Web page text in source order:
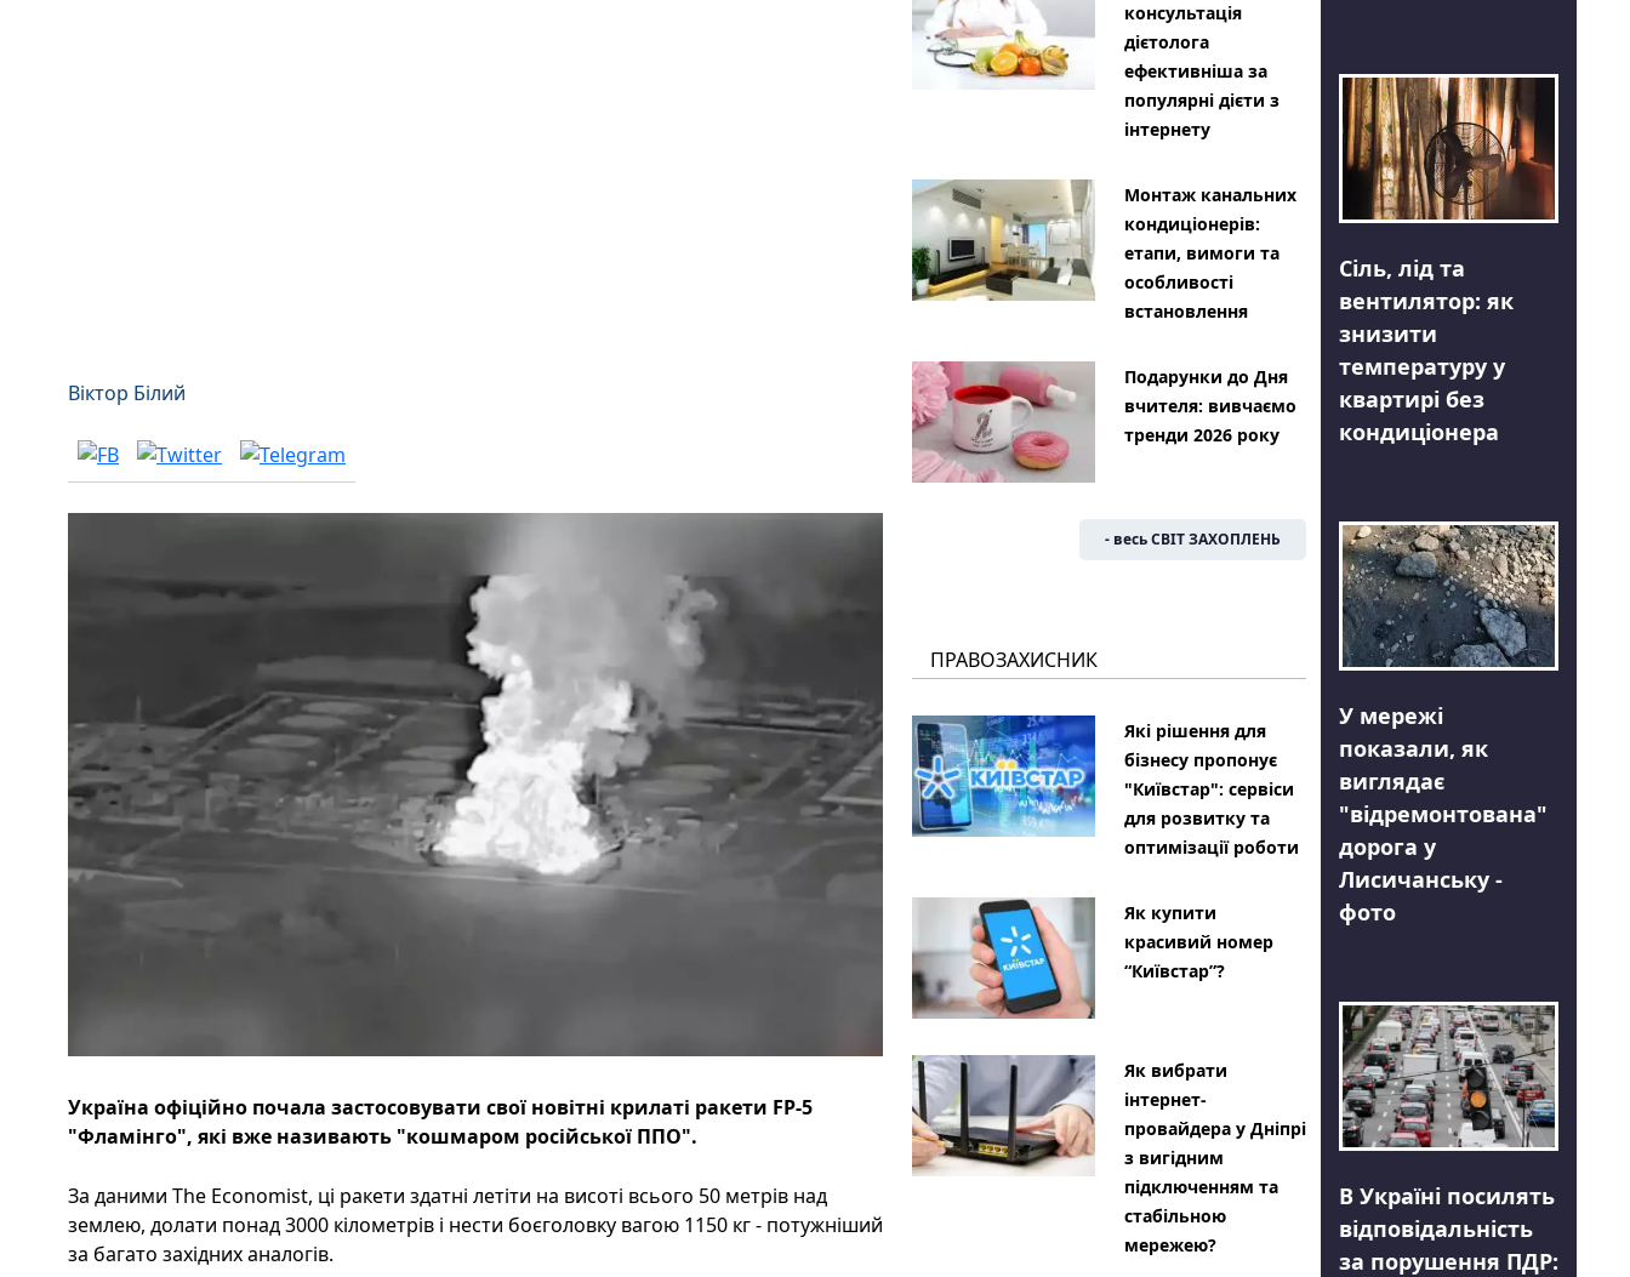
Віктор Білий
Україна офіційно почала застосовувати свої новітні крилаті ракети FP-5
"Фламінго", які вже називають "кошмаром російської ППО".
За даними The Economist, ці ракети здатні летіти на висоті всього 50 метрів над
землею, долати понад 3000 кілометрів і нести боєголовку вагою 1150 кг - потужніший
за багато західних аналогів.
консультація
дієтолога
ефективніша за
популярні дієти з
інтернету
Монтаж канальних
кондиціонерів:
етапи, вимоги та
особливості
встановлення
Подарунки до Дня
вчителя: вивчаємо
тренди 2026 року
- весь СВІТ ЗАХОПЛЕНЬ
ПРАВОЗАХИСНИК
Які рішення для
бізнесу пропонує
"Київстар": сервіси
для розвитку та
оптимізації роботи
Як купити
красивий номер
“Київстар”?
Як вибрати
інтернет-
провайдера у Дніпрі
з вигідним
підключенням та
стабільною
мережею?
Сіль, лід та
вентилятор: як
знизити
температуру у
квартирі без
кондиціонера
У мережі
показали, як
виглядає
"відремонтована"
дорога у
Лисичанську -
фото
В Україні посилять
відповідальність
за порушення ПДР: